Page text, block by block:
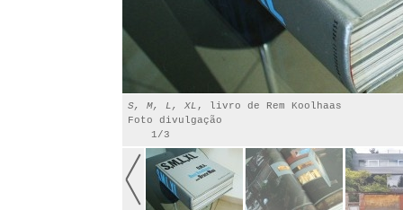
S, M, L, XL , livro de Rem Koolhaas
Foto divulgação
1/3